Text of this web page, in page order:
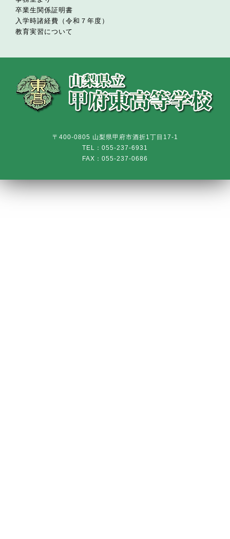
卒業生関係証明書
入学時諸経費（令和７年度）
教育実習について
〒400-0805 山梨県甲府市酒折1丁目17-1
TEL：055-237-6931
FAX：055-237-0686